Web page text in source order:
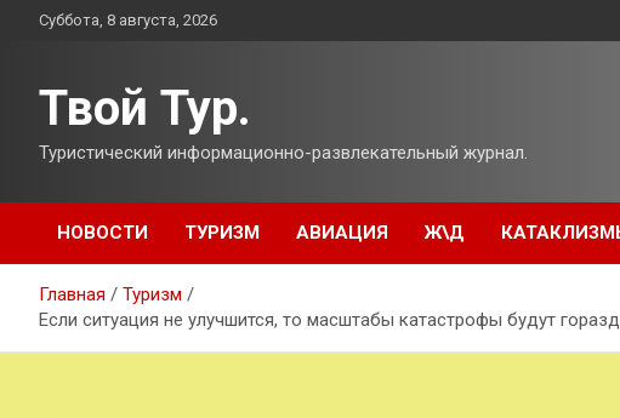
ПерейтиСуббота, 8 августа, 2026
Твой Тур.
Туристический информационно-развлекательный журнал.
НОВОСТИ ТУРИЗМ АВИАЦИЯ Ж\Д
Главная
Туризм
Если ситуация не улучшится, то масштабы катастрофы будут